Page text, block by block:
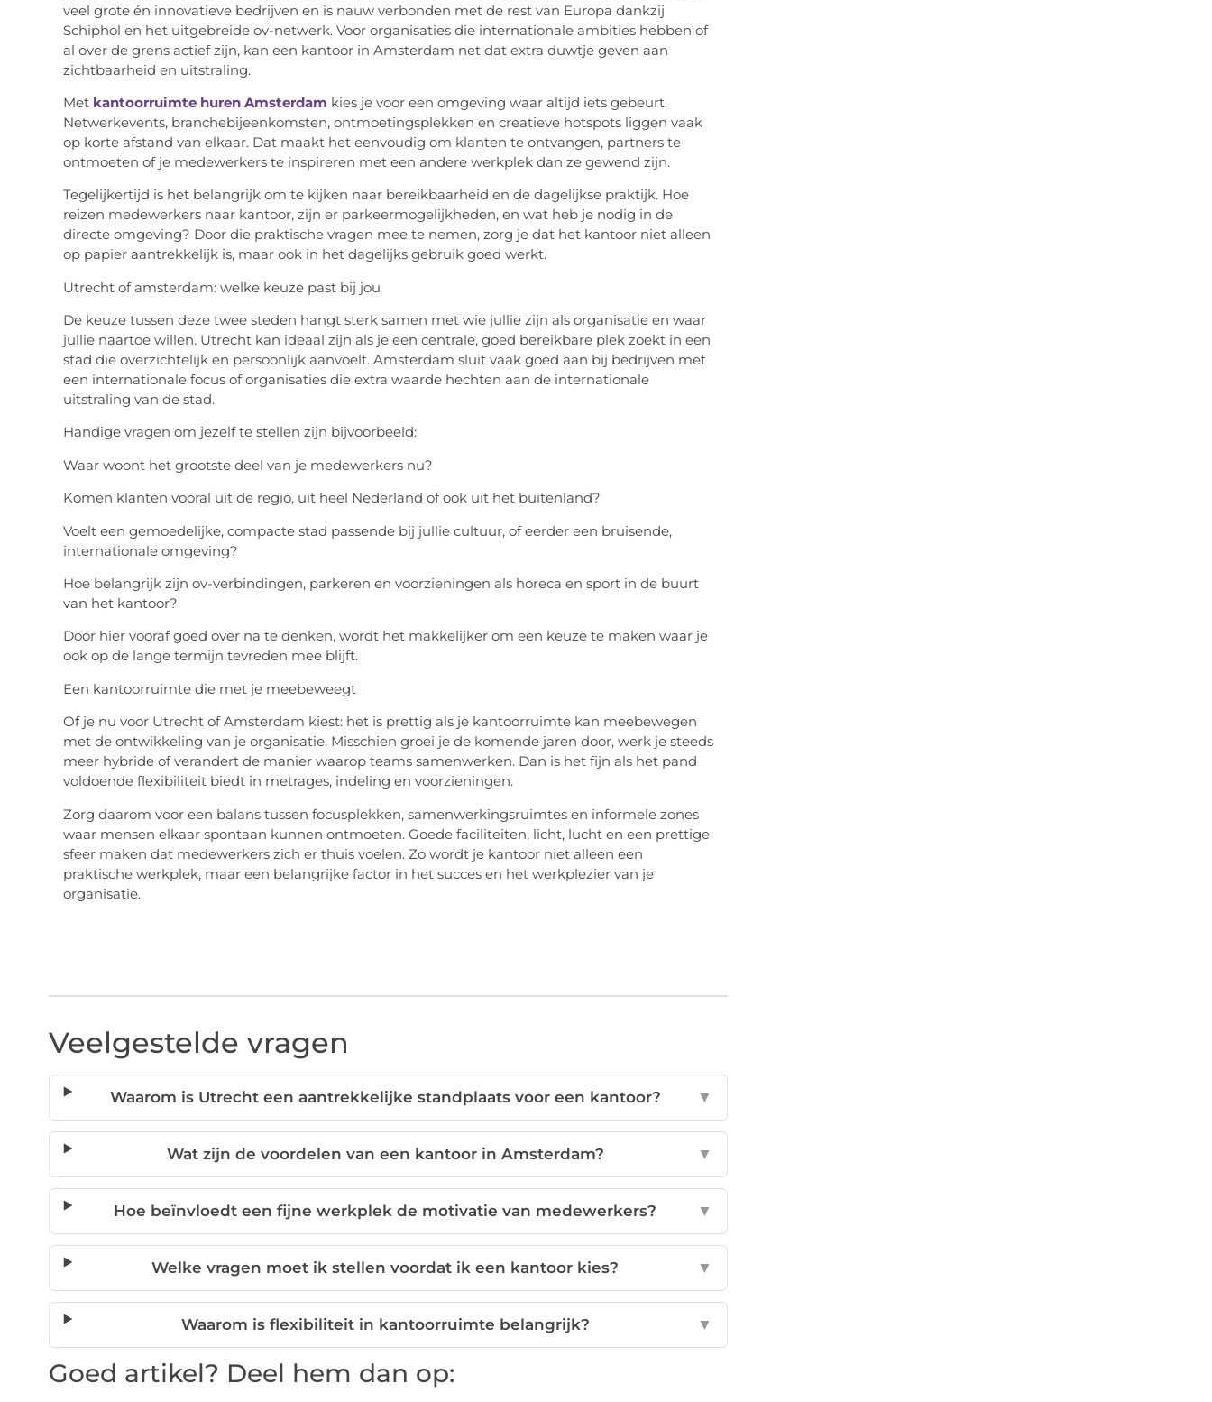
veel grote én innovatieve bedrijven en is nauw verbonden met de rest van Europa dankzij
Schiphol en het uitgebreide ov-netwerk. Voor organisaties die internationale ambities hebben of
al over de grens actief zijn, kan een kantoor in Amsterdam net dat extra duwtje geven aan
zichtbaarheid en uitstraling.
Met kantoorruimte huren Amsterdam kies je voor een omgeving waar altijd iets gebeurt.
Netwerkevents, branchebijeenkomsten, ontmoetingsplekken en creatieve hotspots liggen vaak
op korte afstand van elkaar. Dat maakt het eenvoudig om klanten te ontvangen, partners te
ontmoeten of je medewerkers te inspireren met een andere werkplek dan ze gewend zijn.
Tegelijkertijd is het belangrijk om te kijken naar bereikbaarheid en de dagelijkse praktijk. Hoe
reizen medewerkers naar kantoor, zijn er parkeermogelijkheden, en wat heb je nodig in de
directe omgeving? Door die praktische vragen mee te nemen, zorg je dat het kantoor niet alleen
op papier aantrekkelijk is, maar ook in het dagelijks gebruik goed werkt.
Utrecht ofamsterdam: welke keuze past bij jou
De keuze tussen deze twee steden hangt sterk samen met wie jullie zijn als organisatie en waar
jullie naartoe willen. Utrecht kan ideaal zijn als je een centrale, goed bereikbare plek zoekt in een
stad die overzichtelijk en persoonlijk aanvoelt. Amsterdam sluit vaak goed aan bij bedrijven met
een internationale focus of organisaties die extra waarde hechten aan de internationale
uitstraling van de stad.
Handige vragen om jezelf te stellen zijn bijvoorbeeld:
Waar woont het grootste deel van je medewerkers nu?
Komen klanten vooral uit de regio, uit heel Nederland of ook uit het buitenland?
Voelt een gemoedelijke, compacte stad passende bij jullie cultuur, of eerder een bruisende,
internationale omgeving?
Hoe belangrijk zijn ov-verbindingen, parkeren en voorzieningen als horeca en sport in de buurt
van het kantoor?
Door hier vooraf goed over na te denken, wordt het makkelijker om een keuze te maken waar je
ook op de lange termijn tevreden mee blijft.
Een kantoorruimte die met je meebeweegt
Of je nu voor Utrecht of Amsterdam kiest: het is prettig als je kantoorruimte kan meebewegen
met de ontwikkeling van je organisatie. Misschien groei je de komende jaren door, werk je steeds
meer hybride of verandert de manier waarop teams samenwerken. Dan is het fijn als het pand
voldoende flexibiliteit biedt in metrages, indeling en voorzieningen.
Zorg daarom voor een balans tussen focusplekken, samenwerkingsruimtes en informele zones
waar mensen elkaar spontaan kunnen ontmoeten. Goede faciliteiten, licht, lucht en een prettige
sfeer maken dat medewerkers zich er thuis voelen. Zo wordt je kantoor niet alleen een
praktische werkplek, maar een belangrijke factor in het succes en het werkplezier van je
organisatie.
Veelgestelde vragen
Waarom is Utrecht een aantrekkelijke standplaats voor een kantoor? ▼
Wat zijn de voordelen van een kantoor in Amsterdam? ▼
Hoe beïnvloedt een fijne werkplek de motivatie van medewerkers? ▼
Welke vragen moet ik stellen voordat ik een kantoor kies? ▼
Waarom is flexibiliteit in kantoorruimte belangrijk? ▼
Goed artikel? Deel hem dan op: